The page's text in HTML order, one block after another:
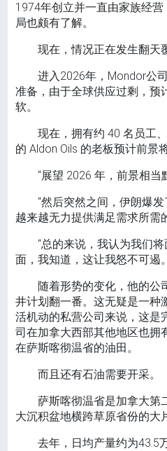
1974年创立并一直由家族经
局也颇有了解。
现在，情况正在发生翻天
进入2026年，Mondor公
准备，由于全球供应过剩，预
软。
现在，拥有约 40 名员工
的 Aldon Oils 的老板预计前景
“展望 2026 年，前景相当
“然后突然之间，伊朗爆
越来越无力提供满足需求所需
“总的来说，我认为我们
面，我知道，这让我怒不可遏
随着形势的变化，他的公
井计划翻一番。这无疑是一种
活机动的私营公司来说，这是
司在加拿大西部其他地区也拥
在萨斯喀彻温省的油田。
而且还有石油需要开采。
萨斯喀彻温省是加拿大第
大沉积盆地横跨草原省份的大
去年，日均产量约为43.5